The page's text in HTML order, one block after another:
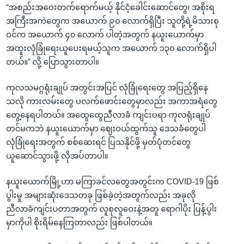
“အစည်းအဝေးတက်ရောက်မယ့် နိုင်ငံ့ခေါင်းဆောင်တွေ၊ အစိုးရ
အကြီးအကဲတွေက အယောက် ၉၀ လောက်ရှိပြီး သူတို့ရဲ့မိသားစု
ဝင်က အယောက် ၄၀ လောက် ပါတဲ့အတွက် နယူးယောက်မှာ
အထူးလုံခြုံရေးယူပေးရမယ့်သူက အယောက် ၁၃၀ လောက်ရှိပါ
တယ်။” လို့ ပြောသွားတာပါ။
ကုလသမဂ္ဂရုံးချုပ် အတွင်းအပြင် လုံခြုံရေးတွေ အပြည့်ရှိနေ
သလို ကားလမ်းတွေ ပလက်ဖောင်းတွေမှာလည်း အကာအရံတွေ
တွေ့နေရပါတယ်။ အထွေထွေညီလာခံ ကျင်းပရာ ကုလရုံးချုပ်
တင်မကဘဲ နယူးယောက်မှာ ဈေးဝယ်ထွက်သူ ဒေသခံတွေပါ
လုံခြုံရေးအတွက် စစ်ဆေးရင် ပြသနိုင်ဖို့ မှတ်ပုံတင်တွေ
ယူဆောင်သွားဖို့ လိုအပ်တာပါ။
နယူးယောက်မြို့ဟာ မကြာခင်လတွေအတွင်းက COVID-19 ဖြစ်
ပွါးမှု အများဆုံးဒေသတခု ဖြစ်ခဲ့တဲ့အတွက်လည်း အခုလို
ညီလာခံကျင်းပတာအတွက် လူစုလူဝေးနဲ့အတူ ရောဂါပိုး ပြန့်ပွါး
မှာကိုပါ စိုးရိမ်နေကြတာလည်း ဖြစ်ပါတယ်။